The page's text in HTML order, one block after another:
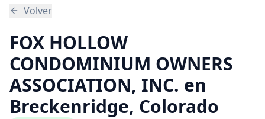
Volver
FOX HOLLOW
CONDOMINIUM OWNERS
ASSOCIATION, INC. en
Breckenridge, Colorado